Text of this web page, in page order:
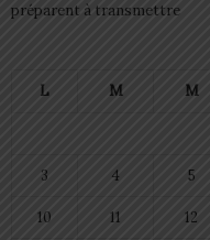
préparent à transmettre
L M M
3 4 5
10 11 12